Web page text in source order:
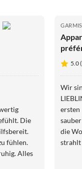
Die
fühlen.
Alles
5.0
Wir
ersten
die Wohnung
strahlt